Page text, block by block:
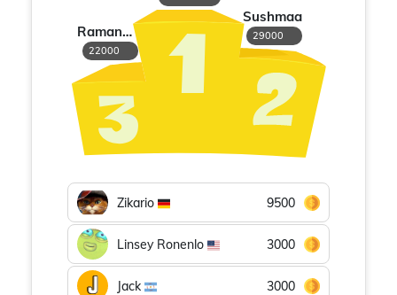
Sushmaa
29000
Ramanapriya
22000
Zikario 9500
Linsey Ronenlo 3000
Jack 3000